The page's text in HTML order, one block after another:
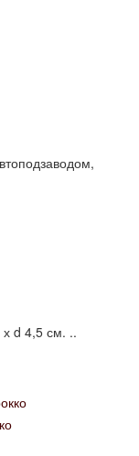
d 4,5 см. ..